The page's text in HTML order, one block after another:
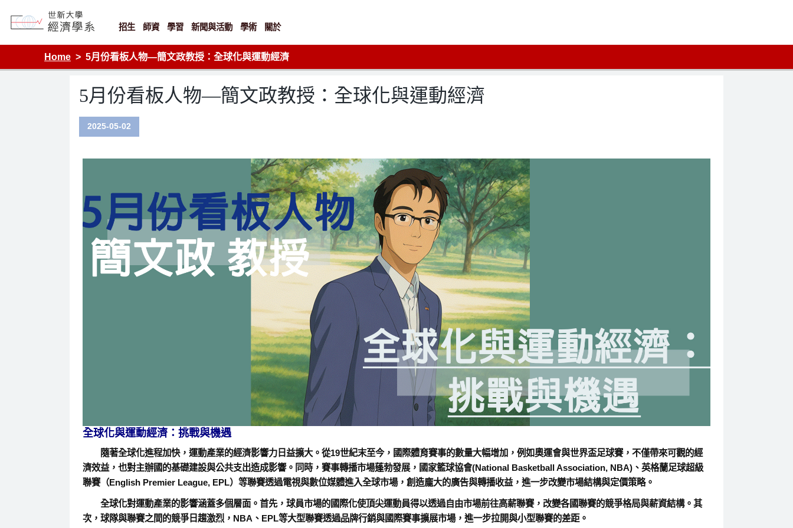
content
Department of Economics, Shih Hsin University
招生 師資 學習 新聞與活動 學術 關於
Home 5月份看板人物—簡文政教授：全球化與運動經濟
5月份看板人物—簡文政教授：全球化與運動經濟
2025-05-02
全球化與運動經濟：挑戰與機遇
隨著全球化進程加快，運動產業的經濟影響力日益擴大。從19世紀末至今，國際體育賽事的數量大幅增加，例如奧運會與世界盃足球賽，不僅帶來可觀的經
濟效益，也對主辦國的基礎建設與公共支出造成影響。同時，賽事轉播市場蓬勃發展，國家籃球協會(National Basketball Association, NBA)、英格蘭足球超級
聯賽（English Premier League, EPL）等聯賽透過電視與數位媒體進入全球市場，創造龐大的廣告與轉播收益，進一步改變市場結構與定價策略。
全球化對運動產業的影響涵蓋多個層面。首先，球員市場的國際化使頂尖運動員得以透過自由市場前往高薪聯賽，改變各國聯賽的競爭格局與薪資結構。其
次，球隊與聯賽之間的競爭日趨激烈，NBA、EPL等大型聯賽透過品牌行銷與國際賽事擴展市場，進一步拉開與小型聯賽的差距。